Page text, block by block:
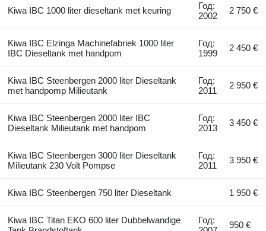
Kiwa IBC 1000 liter dieseltank met keuring
Год:
2002
2 750 €
Kiwa IBC Elzinga Machinefabriek 1000 liter
IBC Dieseltank met handpom
Год:
1999
2 450 €
Kiwa IBC Steenbergen 2000 liter Dieseltank
met handpomp Milieutank
Год:
2011
2 950 €
Kiwa IBC Steenbergen 2000 liter IBC
Dieseltank Milieutank met handpom
Год:
2013
3 450 €
Kiwa IBC Steenbergen 3000 liter Dieseltank
Milieutank 230 Volt Pompse
Год:
2011
3 950 €
Kiwa IBC Steenbergen 750 liter Dieseltank 1 950 €
Kiwa IBC Titan EKO 600 liter Dubbelwandige
Год:
950 €